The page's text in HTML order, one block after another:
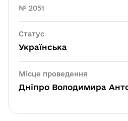
№ 2051
Статус
Українська
Місце проведення
Дніпро Володимира